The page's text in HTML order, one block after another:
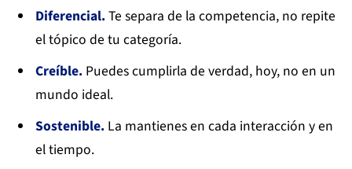
Diferencial.Te separa de la competencia, no repite
el tópico de tu categoría.
Creíble.Puedes cumplirla de verdad, hoy, no en un
mundo ideal.
Sostenible.La mantienes en cada interacción y en
el tiempo.